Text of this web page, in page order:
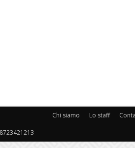
Chi siamo Lo staff